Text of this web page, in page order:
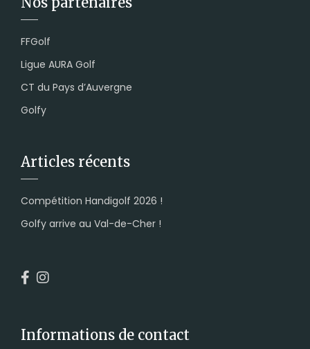
FFGolf
Ligue AURA Golf
CT du Pays d’Auvergne
Golfy
Articles récents
Compétition Handigolf 2026 !
Golfy arrive au Val-de-Cher !
Informations de contact